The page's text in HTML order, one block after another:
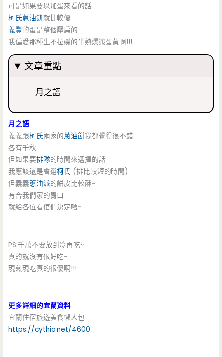
可是如果要以加蛋來看的話
柯氏蔥油餅就比較優
義豐的蛋是整個壓扁的
我偏愛那種生不拉磯的半熟爆漿蛋黃啊!!!
文章重點
月之語
月之語
義義跟柯氏兩家的蔥油餅我都覺得很不錯
各有千秋
但如果要排隊的時間來選擇的話
我應該還是會選柯氏 (排比較短的時間)
但義義蔥油派的餅皮比較酥~
有合我們家的胃口
就給各位看倌們決定嚕~
PS:千萬不要放到冷再吃~
真的就沒有很好吃~
現煎現吃真的很優啊!!!
更多詳細的宜蘭資料
宜蘭住宿旅遊美食懶人包
https://cythia.net/4600